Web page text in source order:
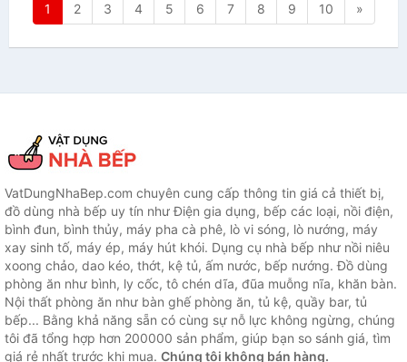
1 2 3 4 5 6 7 8 9 10 »
VatDungNhaBep.com chuyên cung cấp thông tin giá cả thiết bị,
đồ dùng nhà bếp uy tín như Điện gia dụng, bếp các loại, nồi điện,
bình đun, bình thủy, máy pha cà phê, lò vi sóng, lò nướng, máy
xay sinh tố, máy ép, máy hút khói. Dụng cụ nhà bếp như nồi niêu
xoong chảo, dao kéo, thớt, kệ tủ, ấm nước, bếp nướng. Đồ dùng
phòng ăn như bình, ly cốc, tô chén dĩa, đũa muỗng nĩa, khăn bàn.
Nội thất phòng ăn như bàn ghế phòng ăn, tủ kệ, quầy bar, tủ
bếp... Bằng khả năng sẵn có cùng sự nỗ lực không ngừng, chúng
tôi đã tổng hợp hơn 200000 sản phẩm, giúp bạn so sánh giá, tìm
giá rẻ nhất trước khi mua. Chúng tôi không bán hàng.